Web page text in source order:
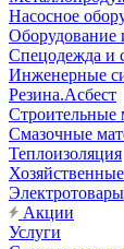
Насосное
Оборудование
Спецодежда и
Инженерные
Резина.Асбест
Строительные
Смазочные
Теплоизоляция
Электротовары
Акции
Услуги